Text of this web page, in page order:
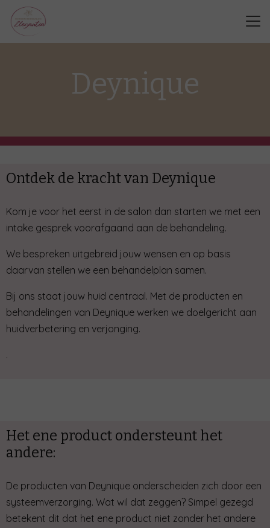
Deynique
Ontdek de kracht van Deynique
Kom je voor het eerst in de salon dan starten we met een
intake gesprek voorafgaand aan de behandeling.
We bespreken uitgebreid jouw wensen en op basis
daarvan stellen we een behandelplan samen.
Bij ons staat jouw huid centraal. Met de producten en
behandelingen van Deynique werken we doelgericht aan
huidverbetering en verjonging.
.
Het ene product ondersteunt het
andere:
De producten van Deynique onderscheiden zich door een
systeemverzorging. Wat wil dat zeggen? Simpel gezegd
betekent dit dat het ene product niet zonder het andere